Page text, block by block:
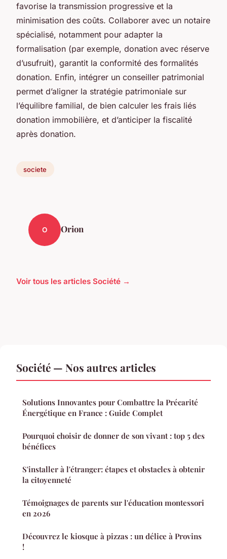
favorise la transmission progressive et la
minimisation des coûts. Collaborer avec un notaire
spécialisé, notamment pour adapter la
formalisation (par exemple, donation avec réserve
d’usufruit), garantit la conformité des formalités
donation. Enfin, intégrer un conseiller patrimonial
permet d’aligner la stratégie patrimoniale sur
l’équilibre familial, de bien calculer les frais liés
donation immobilière, et d’anticiper la fiscalité
après donation.
societe
O Orion
Voir tous les articles Société →
Société — Nos autres articles
Solutions Innovantes pour Combattre la Précarité
Énergétique en France : Guide Complet
Pourquoi choisir de donner de son vivant : top 5 des
bénéfices
S'installer à l'étranger: étapes et obstacles à obtenir
la citoyenneté
Témoignages de parents sur l'éducation montessori
en 2026
Découvrez le kiosque à pizzas : un délice à Provins
!